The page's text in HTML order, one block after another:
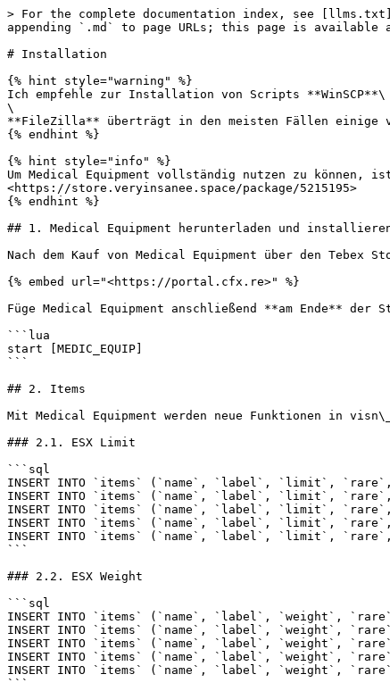
> For the complete documentation index, see
appending `.md` to page URLs; this page is
# Installation
{% hint style="warning" %}
Ich empfehle zur Installation von Scripts **WinSCP**\
\
**FileZilla** überträgt in den meisten Fällen einige
{% endhint %}
{% hint style="info" %}
Um Medical Equipment vollständig nutzen zu
<https://store.veryinsanee.space/package/5215195>
{% endhint %}
## 1. Medical Equipment herunterladen und
Nach dem Kauf von Medical Equipment über den Tebex
{% embed url="<https://portal.cfx.re>" %}
Füge Medical Equipment anschließend **am Ende**
```lua
start [MEDIC_EQUIP]
```
## 2. Items
Mit Medical Equipment werden neue Funktionen in
### 2.1. ESX Limit
```sql
INSERT INTO `items` (`name`, `label`, `limit`, `rare`,
INSERT INTO `items` (`name`, `label`, `limit`,
INSERT INTO `items` (`name`, `label`, `limit`,
INSERT INTO `items` (`name`, `label`, `limit`,
INSERT INTO `items` (`name`, `label`, `limit`,
```
### 2.2. ESX Weight
```sql
INSERT INTO `items` (`name`, `label`, `weight`,
INSERT INTO `items` (`name`, `label`, `weight`,
INSERT INTO `items` (`name`, `label`, `weight`,
INSERT INTO `items` (`name`, `label`, `weight`,
INSERT INTO `items` (`name`, `label`, `weight`,
```